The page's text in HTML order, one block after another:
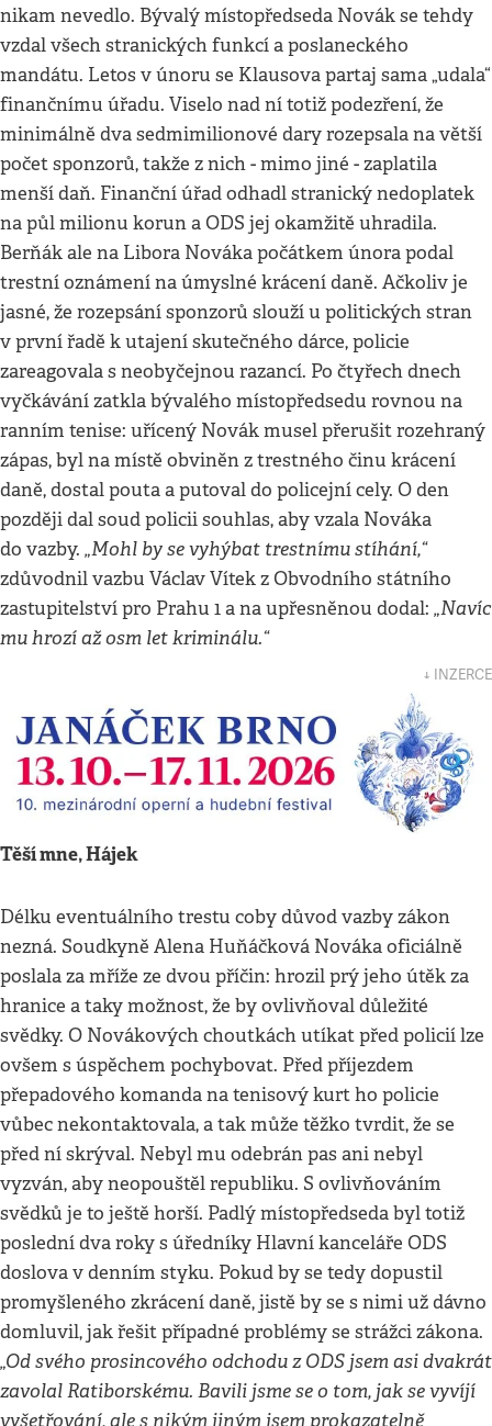
nikam nevedlo. Bývalý místopředseda Novák se tehdy
vzdal všech stranických funkcí a poslaneckého
mandátu. Letos v únoru se Klausova partaj sama „udala“
finančnímu úřadu. Viselo nad ní totiž podezření, že
minimálně dva sedmimilionové dary rozepsala na větší
počet sponzorů, takže z nich - mimo jiné - zaplatila
menší daň. Finanční úřad odhadl stranický nedoplatek
na půl milionu korun a ODS jej okamžitě uhradila.
Berňák ale na Libora Nováka počátkem února podal
trestní oznámení na úmyslné krácení daně. Ačkoliv je
jasné, že rozepsání sponzorů slouží u politických stran
v první řadě k utajení skutečného dárce, policie
zareagovala s neobyčejnou razancí. Po čtyřech dnech
vyčkávání zatkla bývalého místopředsedu rovnou na
ranním tenise: uřícený Novák musel přerušit rozehraný
zápas, byl na místě obviněn z trestného činu krácení
daně, dostal pouta a putoval do policejní cely. O den
později dal soud policii souhlas, aby vzala Nováka
do vazby. „Mohl by se vyhýbat trestnímu stíhání,“
zdůvodnil vazbu Václav Vítek z Obvodního státního
zastupitelství pro Prahu 1 a na upřesněnou dodal: „Navíc
mu hrozí až osm let kriminálu.“
↓ INZERCE
Těší mne, Hájek
Délku eventuálního trestu coby důvod vazby zákon
nezná. Soudkyně Alena Huňáčková Nováka oficiálně
poslala za mříže ze dvou příčin: hrozil prý jeho útěk za
hranice a taky možnost, že by ovlivňoval důležité
svědky. O Novákových choutkách utíkat před policií lze
ovšem s úspěchem pochybovat. Před příjezdem
přepadového komanda na tenisový kurt ho policie
vůbec nekontaktovala, a tak může těžko tvrdit, že se
před ní skrýval. Nebyl mu odebrán pas ani nebyl
vyzván, aby neopouštěl republiku. S ovlivňováním
svědků je to ještě horší. Padlý místopředseda byl totiž
poslední dva roky s úředníky Hlavní kanceláře ODS
doslova v denním styku. Pokud by se tedy dopustil
promyšleného zkrácení daně, jistě by se s nimi už dávno
domluvil, jak řešit případné problémy se strážci zákona.
„Od svého prosincového odchodu z ODS jsem asi dvakrát
zavolal Ratiborskému. Bavili jsme se o tom, jak se vyvíjí
vyšetřování, ale s nikým jiným jsem prokazatelně